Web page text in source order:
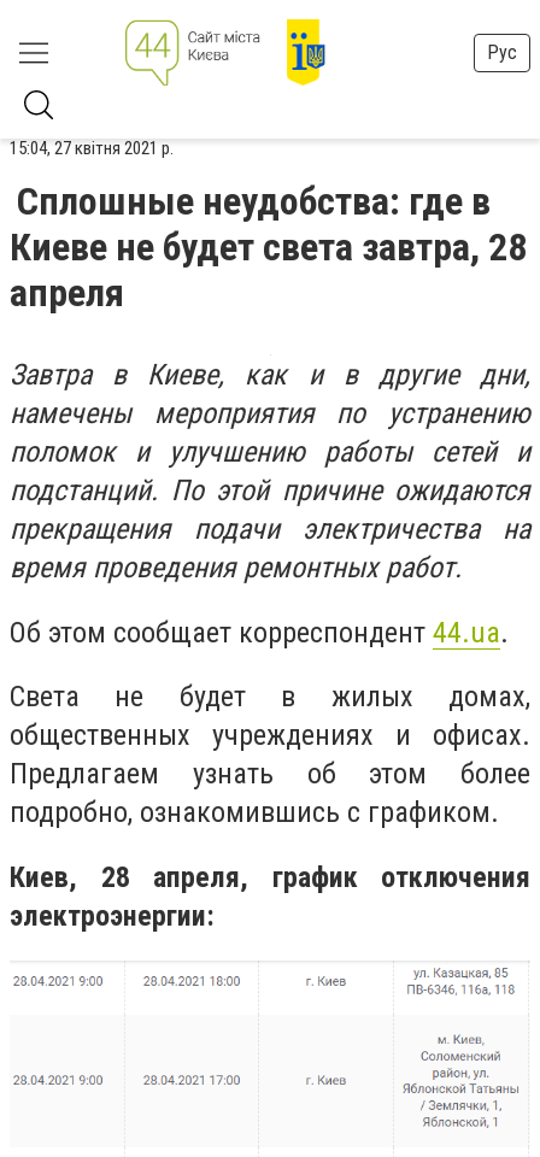
Рус
15:04, 27 квітня 2021 р.
Сплошные неудобства: где в
Киеве не будет света завтра, 28
апреля
Завтра в Киеве, как и в другие дни,
намечены мероприятия по устранению
поломок и улучшению работы сетей и
подстанций. По этой причине ожидаются
прекращения подачи электричества на
время проведения ремонтных работ.
Об этом сообщает корреспондент 44.ua.
Света не будет в жилых домах,
общественных учреждениях и офисах.
Предлагаем узнать об этом более
подробно, ознакомившись с графиком.
Киев, 28 апреля, график отключения
электроэнергии: